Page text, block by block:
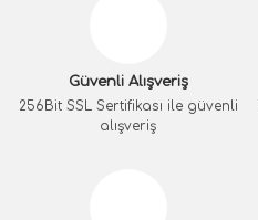
Güvenli Alışveriş
256Bit SSL Sertifikası ile güvenli
alışveriş